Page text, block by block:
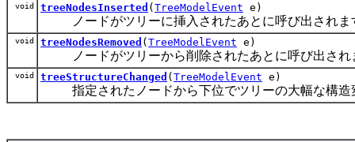
void treeNodesInserted ( TreeModelEvent e)
ノードがツリーに挿入されたあとに呼び出されま
void treeNodesRemoved ( TreeModelEvent e)
ノードがツリーから削除されたあとに呼び出され
void treeStructureChanged ( TreeModelEvent e)
指定されたノードから下位でツリーの大幅な構造